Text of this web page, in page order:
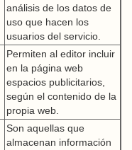
análisis de los datos de
uso que hacen los
usuarios del servicio.
Permiten al editor incluir
en la página web
espacios publicitarios,
según el contenido de la
propia web.
Son aquellas que
almacenan información